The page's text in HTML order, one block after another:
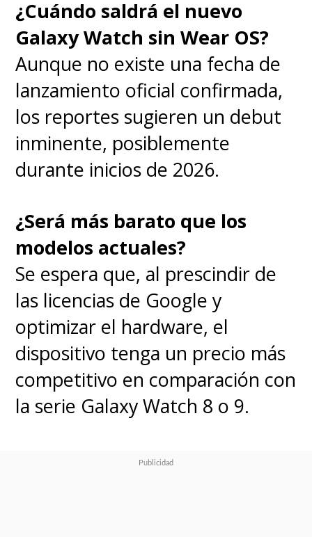
¿Cuándo saldrá el nuevo
Galaxy Watch sin Wear OS?
Aunque no existe una fecha de
lanzamiento oficial confirmada,
los reportes sugieren un debut
inminente, posiblemente
durante inicios de 2026.
¿Será más barato que los
modelos actuales?
Se espera que, al prescindir de
las licencias de Google y
optimizar el hardware, el
dispositivo tenga un precio más
competitivo en comparación con
la serie Galaxy Watch 8 o 9.